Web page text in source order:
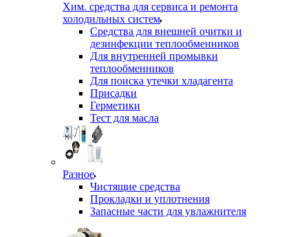
Хим. средства для сервиса и ремонта
холодильных систем
Средства для внешней очитки и
дезинфекции теплообменников
Для внутренней промывки
теплообменников
Для поиска утечки хладагента
Присадки
Герметики
Тест для масла
Разное
Чистящие средства
Прокладки и уплотнения
Запасные части для увлажнителя